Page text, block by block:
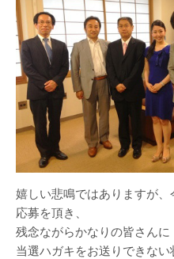
嬉しい悲鳴ではありますが
応募を頂き、
残念ながらかなりの皆さんに
当選ハガキをお送りできない